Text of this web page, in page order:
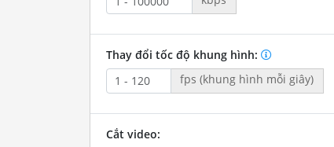
Thay đổi tốc độ khung hình:
fps (khung hình mỗi giây)
Cắt video: